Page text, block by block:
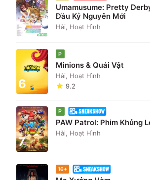
Cảm động Hài hước
5
Umamusume: Pretty
Đầu Kỷ Nguyên Mới
Hài, Hoạt Hình
6
P
Minions & Quái Vật
Hài, Hoạt Hình
9.2
7
P
PAW Patrol: Phim Khủng
Hài, Hoạt Hình
16+